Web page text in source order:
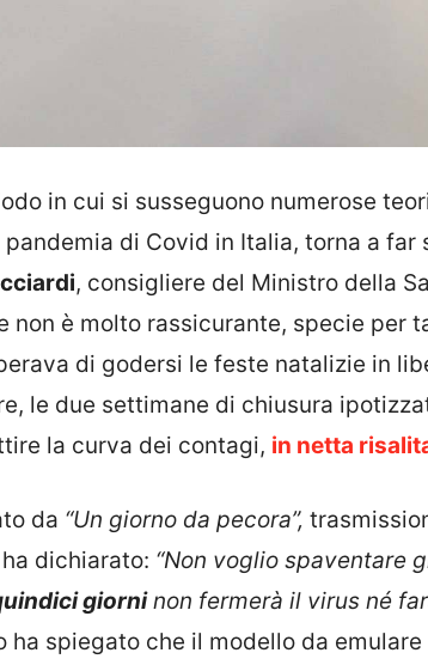
in cui si susseguono numerose
pandemia di Covid in Italia, torna a
, consigliere del Ministro della
non è molto rassicurante, specie per
di godersi le feste natalizie in
le due settimane di chiusura
la curva dei contagi, in netta
da “Un giorno da pecora”,
dichiarato: “Non voglio spaventare
giorninon fermerà il virus né
ha spiegato che il modello da